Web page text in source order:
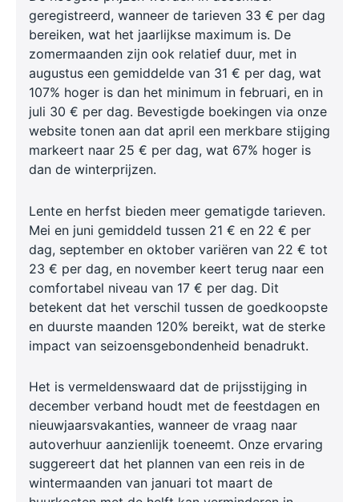
geregistreerd, wanneer de tarieven 33 € per dag
bereiken, wat het jaarlijkse maximum is. De
zomermaanden zijn ook relatief duur, met in
augustus een gemiddelde van 31 € per dag, wat
107% hoger is dan het minimum in februari, en in
juli 30 € per dag. Bevestigde boekingen via onze
website tonen aan dat april een merkbare stijging
markeert naar 25 € per dag, wat 67% hoger is
dan de winterprijzen.
Lente en herfst bieden meer gematigde tarieven.
Mei en juni gemiddeld tussen 21 € en 22 € per
dag, september en oktober variëren van 22 € tot
23 € per dag, en november keert terug naar een
comfortabel niveau van 17 € per dag. Dit
betekent dat het verschil tussen de goedkoopste
en duurste maanden 120% bereikt, wat de sterke
impact van seizoensgebondenheid benadrukt.
Het is vermeldenswaard dat de prijsstijging in
december verband houdt met de feestdagen en
nieuwjaarsvakanties, wanneer de vraag naar
autoverhuur aanzienlijk toeneemt. Onze ervaring
suggereert dat het plannen van een reis in de
wintermaanden van januari tot maart de